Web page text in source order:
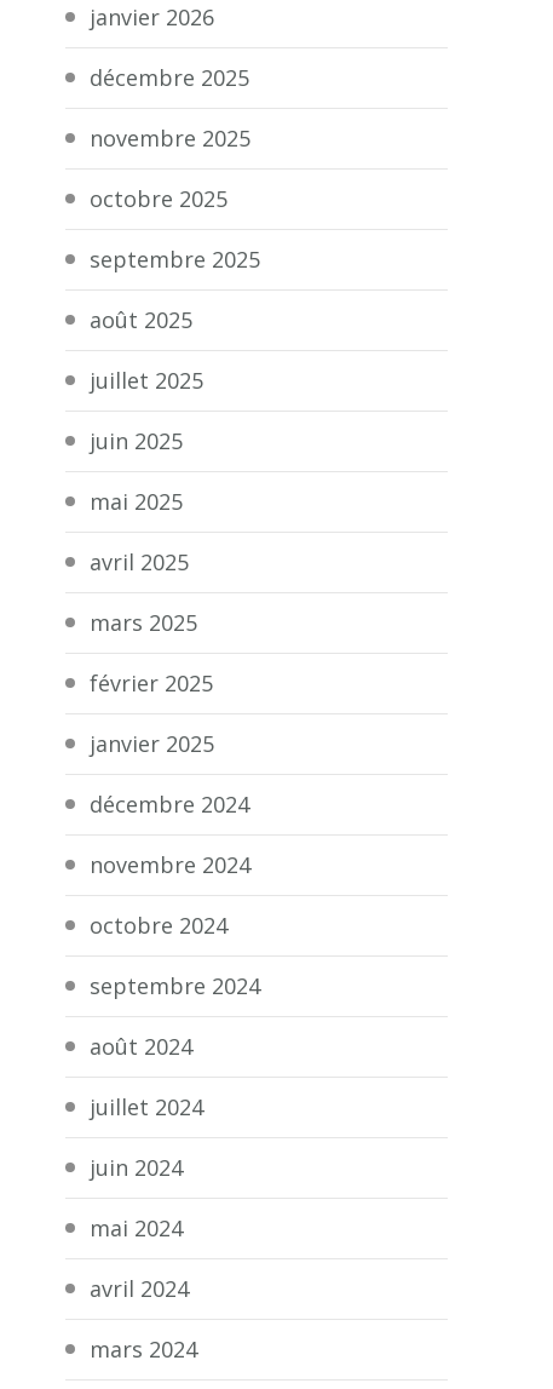
janvier 2026
décembre 2025
novembre 2025
octobre 2025
septembre 2025
août 2025
juillet 2025
juin 2025
mai 2025
avril 2025
mars 2025
février 2025
janvier 2025
décembre 2024
novembre 2024
octobre 2024
septembre 2024
août 2024
juillet 2024
juin 2024
mai 2024
avril 2024
mars 2024